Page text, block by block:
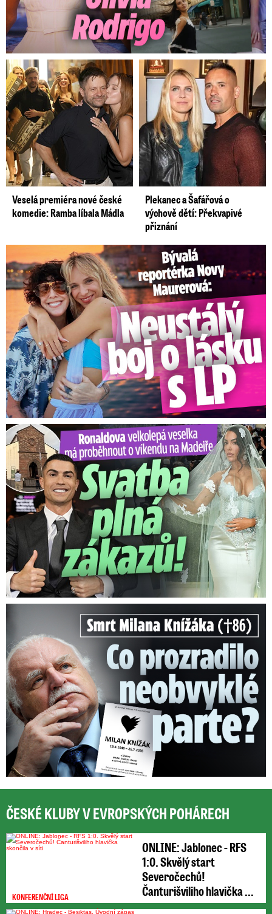
Veselá premiéra nové české
komedie: Ramba líbala Mádla
Plekanec a Šafářová o
výchově dětí: Překvapivé
přiznání
Bývalá reportérka Novy Maurerová: Neustálý boj o lásku s ...
Ronaldova velkolepá veselka na Madeiře: Svatba plná zákazů!
Smrt Milana Knížáka (†86): Co prozradilo neobvyklé parte?
ČESKÉ KLUBY V EVROPSKÝCH POHÁRECH
KONFERENČNÍ LIGA
ONLINE: Jablonec - RFS
1:0. Skvělý start
Severočechů!
Čanturišviliho hlavička ...